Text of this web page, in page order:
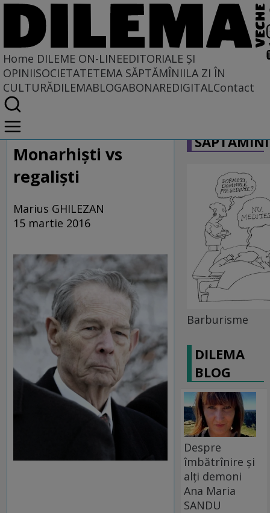
Home DILEME ON-LINEEDITORIALE ȘI
OPINIISOCIETATETEMA SĂPTĂMÎNIILA ZI ÎN
CULTURĂDILEMABLOGABONAREDIGITALContact
Home
Dileme on-line
Monarhişti vs
regalişti
Marius GHILEZAN
15 martie 2016
Barburisme
DILEMA
BLOG
Despre
îmbătrînire și
alți demoni
Ana Maria
SANDU